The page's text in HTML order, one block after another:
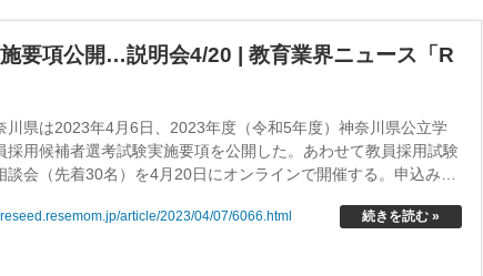
要項公開…説明会4/20 | 教育業界ニュース「R
県は2023年4月6日、2023年度（令和5年度）神奈川県公立学
採用候補者選考試験実施要項を公開した。あわせて教員採用試験
談会（先着30名）を4月20日にオンラインで開催する。申込みは
article/2023/04/07/6066.html 続きを読む »